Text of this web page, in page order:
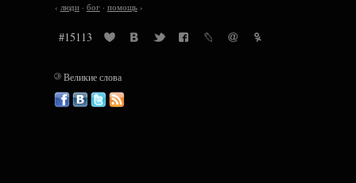
‹ люди· бог· помощь›
#15113
©Великие слова